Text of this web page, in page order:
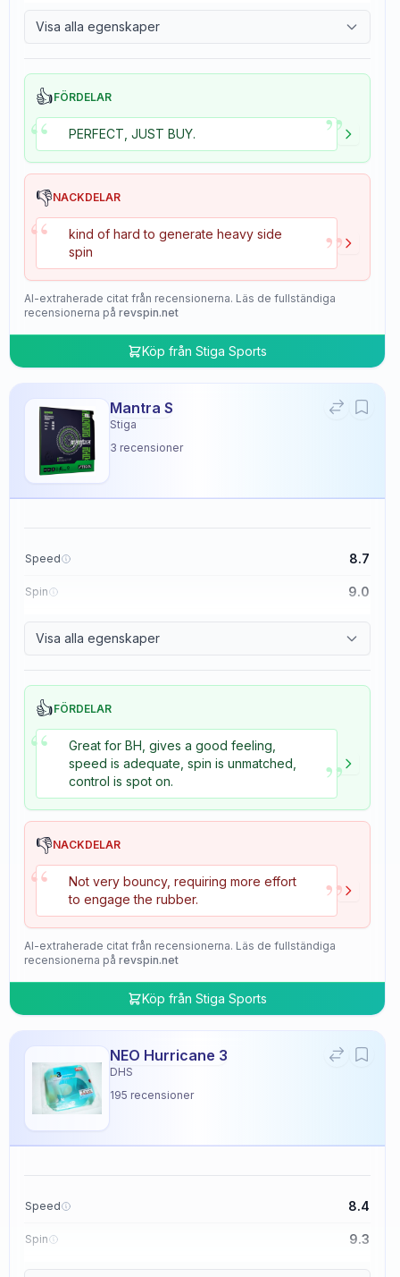
Visa alla egenskaper
👍FÖRDELAR
“ PERFECT, JUST BUY. ”
👎NACKDELAR
“
kind of hard to generate heavy side
spin
”
AI-extraherade citat från recensionerna. Läs de fullständiga
recensionerna på revspin.net
Köp från Stiga Sports
Mantra S
Stiga
3 recensioner
Speed 8.7
Spin 9.0
Visa alla egenskaper
👍FÖRDELAR
“
Great for BH, gives a good feeling,
speed is adequate, spin is unmatched,
control is spot on.
”
👎NACKDELAR
“
Not very bouncy, requiring more effort
to engage the rubber.
”
AI-extraherade citat från recensionerna. Läs de fullständiga
recensionerna på revspin.net
Köp från Stiga Sports
NEO Hurricane 3
DHS
195 recensioner
Speed 8.4
Spin 9.3